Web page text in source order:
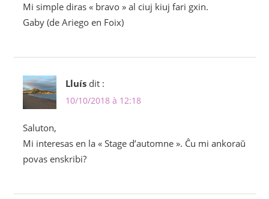
Mi simple diras « bravo » al ciuj kiuj fari gxin.
Gaby (de Ariego en Foix)
Lluís dit :
10/10/2018 à 12:18
Saluton,
Mi interesas en la « Stage d’automne ». Ĉu mi ankoraŭ
povas enskribi?